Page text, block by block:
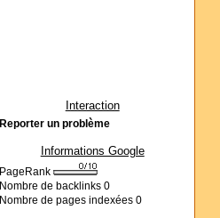
Interaction
Reporter un problème
Informations Google
PageRank
Nombre de backlinks 0
Nombre de pages indexées 0